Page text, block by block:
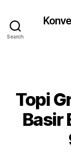
Search
Topi
Basir